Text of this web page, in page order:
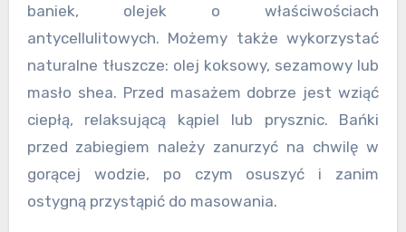
baniek, olejek o właściwościach
antycellulitowych. Możemy także wykorzystać
naturalne tłuszcze: olej koksowy, sezamowy lub
masło shea. Przed masażem dobrze jest wziąć
ciepłą, relaksującą kąpiel lub prysznic. Bańki
przed zabiegiem należy zanurzyć na chwilę w
gorącej wodzie, po czym osuszyć i zanim
ostygną przystąpić do masowania.